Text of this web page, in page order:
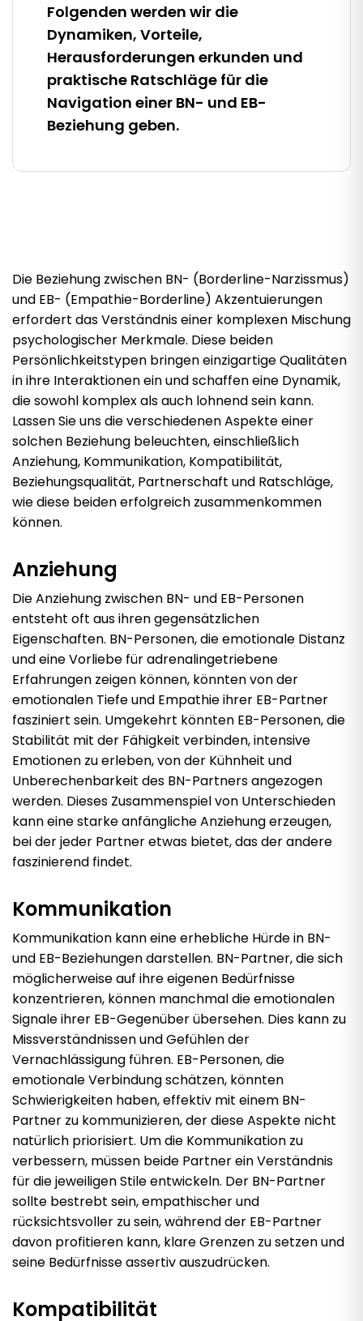
Folgenden werden wir die
Dynamiken, Vorteile,
Herausforderungen erkunden und
praktische Ratschläge für die
Navigation einer BN- und EB-
Beziehung geben.
Die Beziehung zwischen BN- (Borderline-Narzissmus)
und EB- (Empathie-Borderline) Akzentuierungen
erfordert das Verständnis einer komplexen Mischung
psychologischer Merkmale. Diese beiden
Persönlichkeitstypen bringen einzigartige Qualitäten
in ihre Interaktionen ein und schaffen eine Dynamik,
die sowohl komplex als auch lohnend sein kann.
Lassen Sie uns die verschiedenen Aspekte einer
solchen Beziehung beleuchten, einschließlich
Anziehung, Kommunikation, Kompatibilität,
Beziehungsqualität, Partnerschaft und Ratschläge,
wie diese beiden erfolgreich zusammenkommen
können.
Anziehung
Die Anziehung zwischen BN- und EB-Personen
entsteht oft aus ihren gegensätzlichen
Eigenschaften. BN-Personen, die emotionale Distanz
und eine Vorliebe für adrenalingetriebene
Erfahrungen zeigen können, könnten von der
emotionalen Tiefe und Empathie ihrer EB-Partner
fasziniert sein. Umgekehrt könnten EB-Personen, die
Stabilität mit der Fähigkeit verbinden, intensive
Emotionen zu erleben, von der Kühnheit und
Unberechenbarkeit des BN-Partners angezogen
werden. Dieses Zusammenspiel von Unterschieden
kann eine starke anfängliche Anziehung erzeugen,
bei der jeder Partner etwas bietet, das der andere
faszinierend findet.
Kommunikation
Kommunikation kann eine erhebliche Hürde in BN-
und EB-Beziehungen darstellen. BN-Partner, die sich
möglicherweise auf ihre eigenen Bedürfnisse
konzentrieren, können manchmal die emotionalen
Signale ihrer EB-Gegenüber übersehen. Dies kann zu
Missverständnissen und Gefühlen der
Vernachlässigung führen. EB-Personen, die
emotionale Verbindung schätzen, könnten
Schwierigkeiten haben, effektiv mit einem BN-
Partner zu kommunizieren, der diese Aspekte nicht
natürlich priorisiert. Um die Kommunikation zu
verbessern, müssen beide Partner ein Verständnis
für die jeweiligen Stile entwickeln. Der BN-Partner
sollte bestrebt sein, empathischer und
rücksichtsvoller zu sein, während der EB-Partner
davon profitieren kann, klare Grenzen zu setzen und
seine Bedürfnisse assertiv auszudrücken.
Kompatibilität